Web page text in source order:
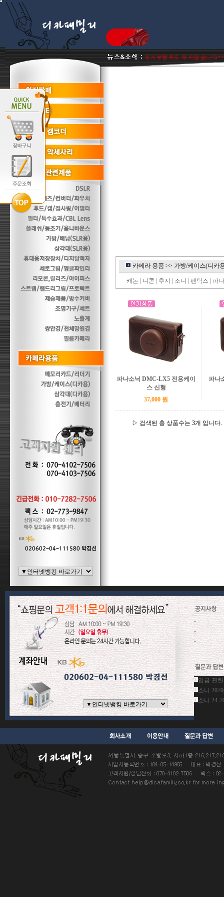
퍼비시 병행수입제품은취급판매하지않음 단품판매 거부행위도 하지않습니다***
카메라 용품>> 가방/케이스(디카
캐논 니콘 후지 소니 펜탁스 파
파나소닉 DMC-LX5 전용케이
스 신형
37,000 원
파나
▷ 검색된 총 상품수는 3개 입니다.
입금 관련
소니
소니 24-